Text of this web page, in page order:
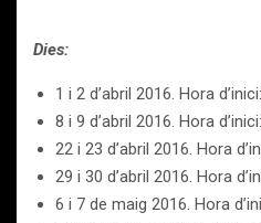
Dies:
1 i 2 d’abril 2016. Hora
8 i 9 d’abril 2016. Hora
22 i 23 d’abril 2016. Hora
29 i 30 d’abril 2016. Hora
6 i 7 de maig 2016. Hora